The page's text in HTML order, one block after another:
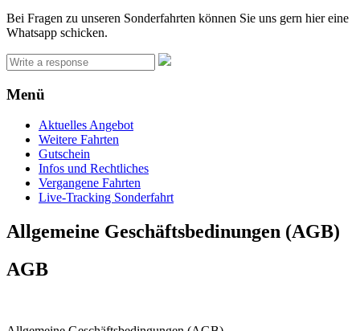
Bei Fragen zu unseren Sonderfahrten können Sie uns gern hier eine
Whatsapp schicken.
Menü
Aktuelles Angebot
Weitere Fahrten
Gutschein
Infos und Rechtliches
Vergangene Fahrten
Live-Tracking Sonderfahrt
Allgemeine Geschäftsbedinungen (AGB)
AGB